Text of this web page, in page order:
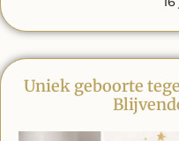
Uniek geboorte